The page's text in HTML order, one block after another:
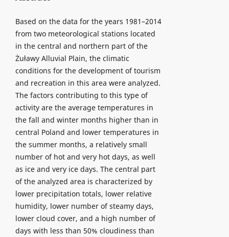
Based on the data for the years 1981–2014
from two meteorological stations located
in the central and northern part of the
Żuławy Alluvial Plain, the climatic
conditions for the development of tourism
and recreation in this area were analyzed.
The factors contributing to this type of
activity are the average temperatures in
the fall and winter months higher than in
central Poland and lower temperatures in
the summer months, a relatively small
number of hot and very hot days, as well
as ice and very ice days. The central part
of the analyzed area is characterized by
lower precipitation totals, lower relative
humidity, lower number of steamy days,
lower cloud cover, and a high number of
days with less than 50% cloudiness than